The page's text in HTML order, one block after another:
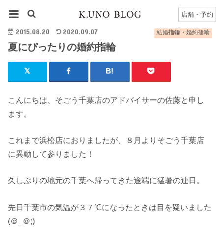
店舗・予約
結婚指輪・婚約指輪
2015.08.20 2020.09.07
夏にぴったりの婚約指輪
こんにちは、そごう千葉店のアドバイサーの佐藤と申し
ます。
これまで浜松店におりましたが、８月よりそごう千葉店
に異動して参りました！
久しぶりの地元の千葉へ帰ってきた途端に猛暑の連日。
先日千葉市の気温が３７℃になったときは目を疑いました
(＠_＠;)